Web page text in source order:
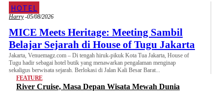
HOTEL
Harry -05/08/2026
MICE Meets Heritage: Meeting Sambil
Belajar Sejarah di House of Tugu Jakarta
Jakarta, Venuemagz.com – Di tengah hiruk-pikuk Kota Tua Jakarta, House of
Tugu hadir sebagai hotel butik yang menawarkan pengalaman menginap
sekaligus berwisata sejarah. Berlokasi di Jalan Kali Besar Barat...
FEATURE
River Cruise, Masa Depan Wisata Mewah Dunia